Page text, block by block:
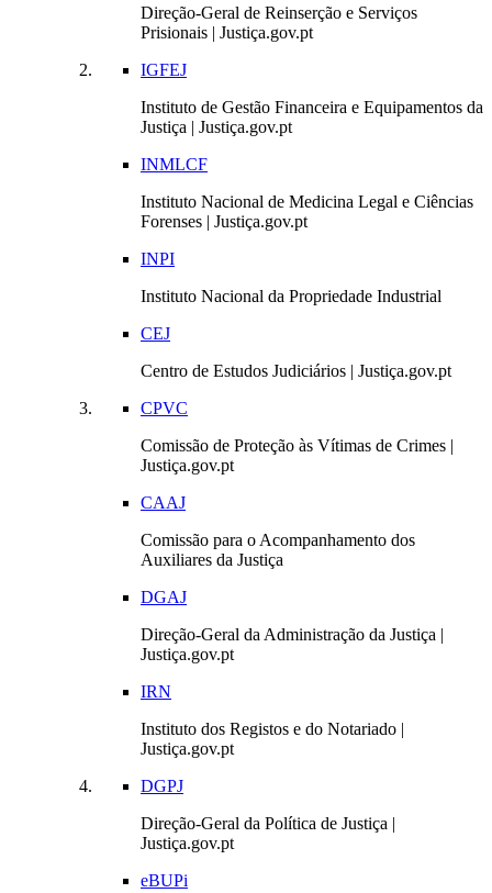
Direção-Geral de Reinserção e Serviços
Prisionais | Justiça.gov.pt
IGFEJ
Instituto de Gestão Financeira e Equipamentos da
Justiça | Justiça.gov.pt
INMLCF
Instituto Nacional de Medicina Legal e Ciências
Forenses | Justiça.gov.pt
INPI
Instituto Nacional da Propriedade Industrial
CEJ
Centro de Estudos Judiciários | Justiça.gov.pt
CPVC
Comissão de Proteção às Vítimas de Crimes |
Justiça.gov.pt
CAAJ
Comissão para o Acompanhamento dos
Auxiliares da Justiça
DGAJ
Direção-Geral da Administração da Justiça |
Justiça.gov.pt
IRN
Instituto dos Registos e do Notariado |
Justiça.gov.pt
DGPJ
Direção-Geral da Política de Justiça |
Justiça.gov.pt
eBUPi